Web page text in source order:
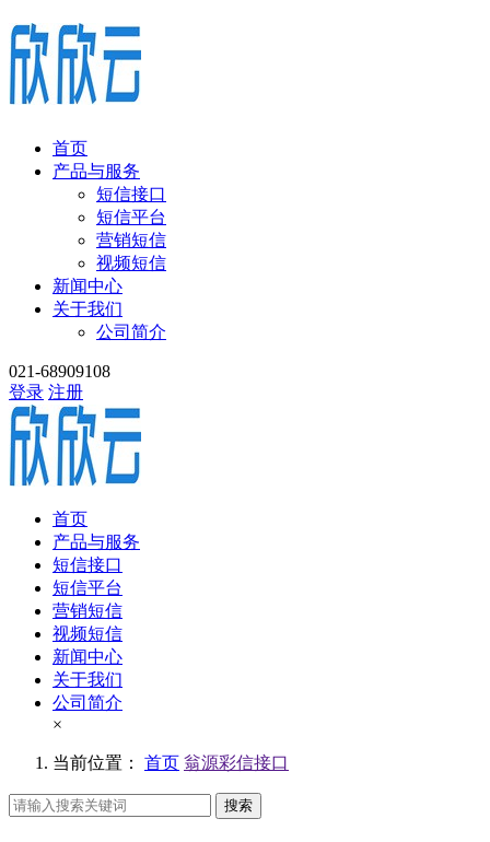
首页
产品与服务
短信接口
短信平台
营销短信
视频短信
新闻中心
关于我们
公司简介
021-68909108
登录 注册
首页
产品与服务
短信接口
短信平台
营销短信
视频短信
新闻中心
关于我们
公司简介
×
当前位置： 首页 翁源彩信接口
搜索